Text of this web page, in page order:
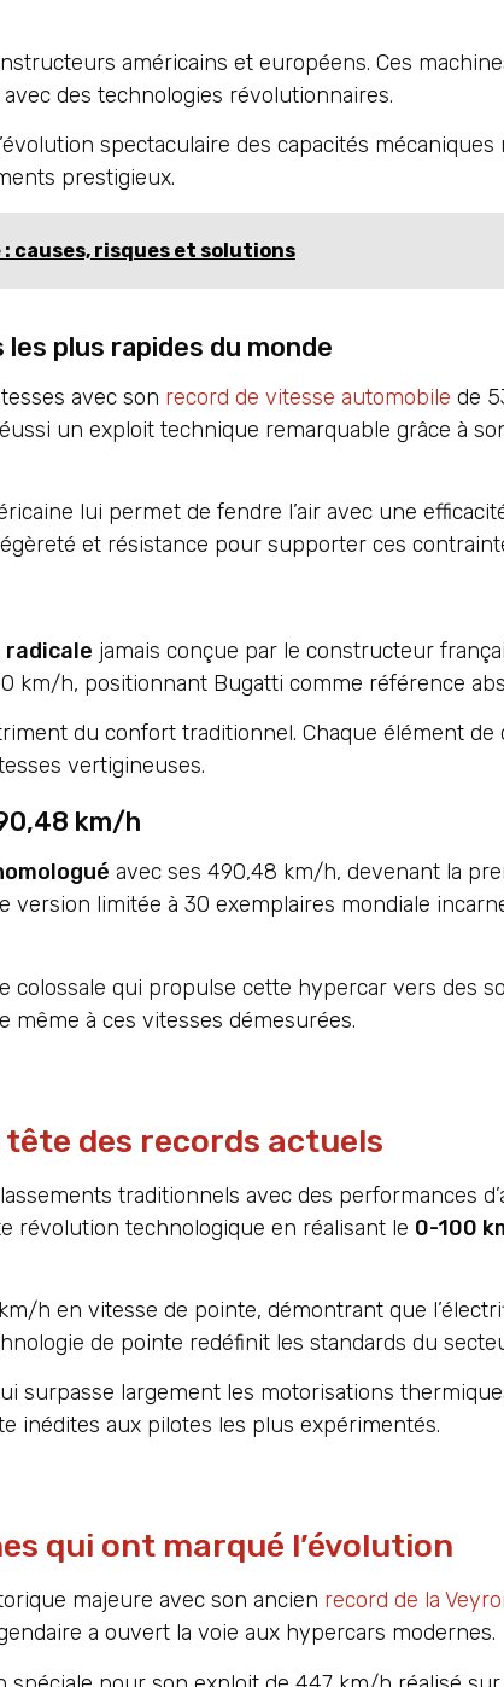
américains et européens. Ces
des technologies révolutionnaires.
spectaculaire des capacités mécaniques
prestigieux.
causes, risques et solutions
les plus rapides du monde
avec son record de vitesse automobile de
un exploit technique remarquable grâce à
lui permet de fendre l’air avec une
et résistance pour supporter ces
radicale jamais conçue par le constructeur
km/h, positionnant Bugatti comme référence
du confort traditionnel. Chaque élément de
vertigineuses.
km/h
avec ses 490,48 km/h, devenant la
limitée à 30 exemplaires mondiale
qui propulse cette hypercar vers des
même à ces vitesses démesurées.
des records actuels
traditionnels avec des performances
révolution technologique en réalisant le 0-100
h en vitesse de pointe, démontrant que
de pointe redéfinit les standards du
surpasse largement les motorisations
inédites aux pilotes les plus expérimentés.
qui ont marqué l’évolution
majeure avec son ancien record de la
a ouvert la voie aux hypercars modernes.